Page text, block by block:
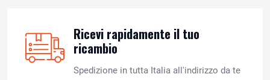
Ricevi rapidamente il tuo
ricambio
Spedizione in tutta Italia all'indirizzo da te